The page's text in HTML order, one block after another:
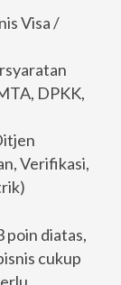
Visa /
DPKK,
Verifikasi,
poin diatas,
cukup